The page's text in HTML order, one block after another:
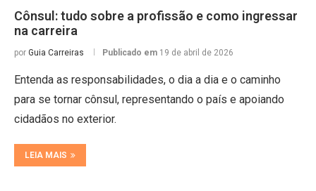
Cônsul: tudo sobre a profissão e como ingressar
na carreira
por Guia Carreiras Publicado em 19 de abril de 2026
Entenda as responsabilidades, o dia a dia e o caminho
para se tornar cônsul, representando o país e apoiando
cidadãos no exterior.
LEIA MAIS